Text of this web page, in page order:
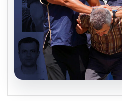
07.08.2026